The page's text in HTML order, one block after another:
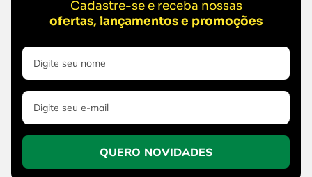
Cadastre-se e receba nossas
ofertas, lançamentos e promoções
QUERO NOVIDADES